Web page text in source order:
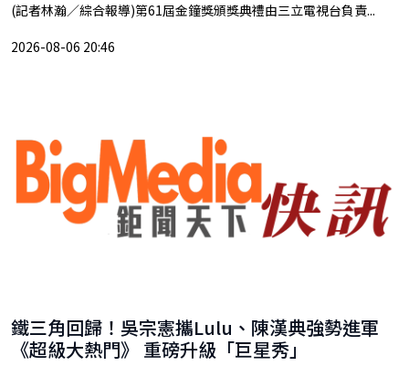
(記者林瀚／綜合報導)第61屆金鐘獎頒獎典禮由三立電視台負責...
2026-08-06 20:46
鐵三角回歸！吳宗憲攜Lulu、陳漢典強勢進軍
《超級大熱門》 重磅升級「巨星秀」